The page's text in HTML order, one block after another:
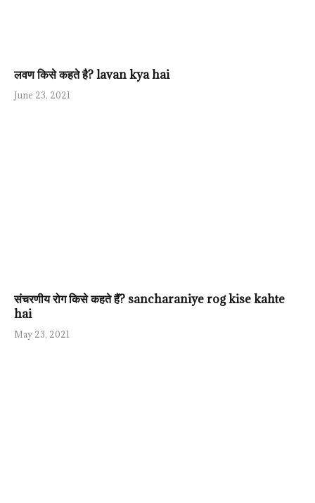
लवण किसे कहते है? lavan kya hai
June 23, 2021
संचरणीय रोग किसे कहते हैं? sancharaniye rog kise kahte
hai
May 23, 2021